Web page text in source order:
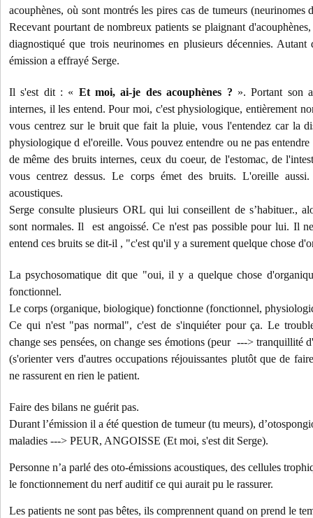
acouphènes, où sont montrés les pires cas de tumeurs (neurinomes
Recevant pourtant de nombreux patients se plaignant
diagnostiqué que trois neurinomes en plusieurs décennies.
émission a effrayé Serge.
Il s'est dit : « Et moi, ai-je des acouphènes ? ». Portant son
internes, il les entend. Pour moi, c'est physiologique, entièrement
vous centrez sur le bruit que fait la pluie, vous l'entendez car la
physiologique d el'oreille. Vous pouvez entendre ou ne pas
de même des bruits internes, ceux du coeur, de l'estomac, de
vous centrez dessus. Le corps émet des bruits. L'oreille
acoustiques.
Serge consulte plusieurs ORL qui lui conseillent de s’habituer.,
sont normales. Il est angoissé. Ce n'est pas possible pour lui. Il
entend ces bruits se dit-il , "c'est qu'il y a surement quelque chose
La psychosomatique dit que "oui, il y a quelque chose
fonctionnel.
Le corps (organique, biologique) fonctionne (fonctionnel,
Ce qui n'est "pas normal", c'est de s'inquiéter pour ça. Le
change ses pensées, on change ses émotions (peur ---> tranquillité
(s'orienter vers d'autres occupations réjouissantes plutôt que de
ne rassurent en rien le patient.
Faire des bilans ne guérit pas.
Durant l’émission il a été question de tumeur (tu meurs),
maladies ---> PEUR, ANGOISSE (Et moi, s'est dit Serge).
Personne n’a parlé des oto-émissions acoustiques, des cellules
le fonctionnement du nerf auditif ce qui aurait pu le rassurer.
Les patients ne sont pas bêtes, ils comprennent quand on prend le